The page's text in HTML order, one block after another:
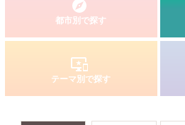
都市別で探す
テーマ別で探す